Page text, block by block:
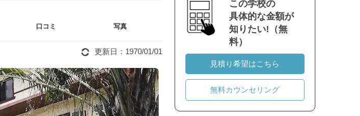
口コミ 写真
更新日：1970/01/01
この学校の
具体的な金額が
知りたい!（無
料）
見積り希望はこちら
無料カウンセリング